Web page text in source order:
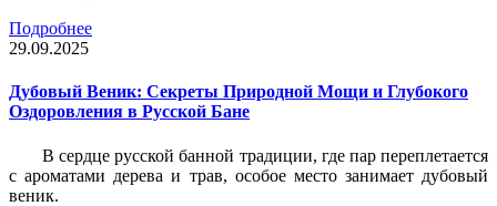
Подробнее
29.09.2025
Дубовый Веник: Секреты Природной Мощи и Глубокого
Оздоровления в Русской Бане
В сердце русской банной традиции, где пар переплетается
с ароматами дерева и трав, особое место занимает дубовый
веник.